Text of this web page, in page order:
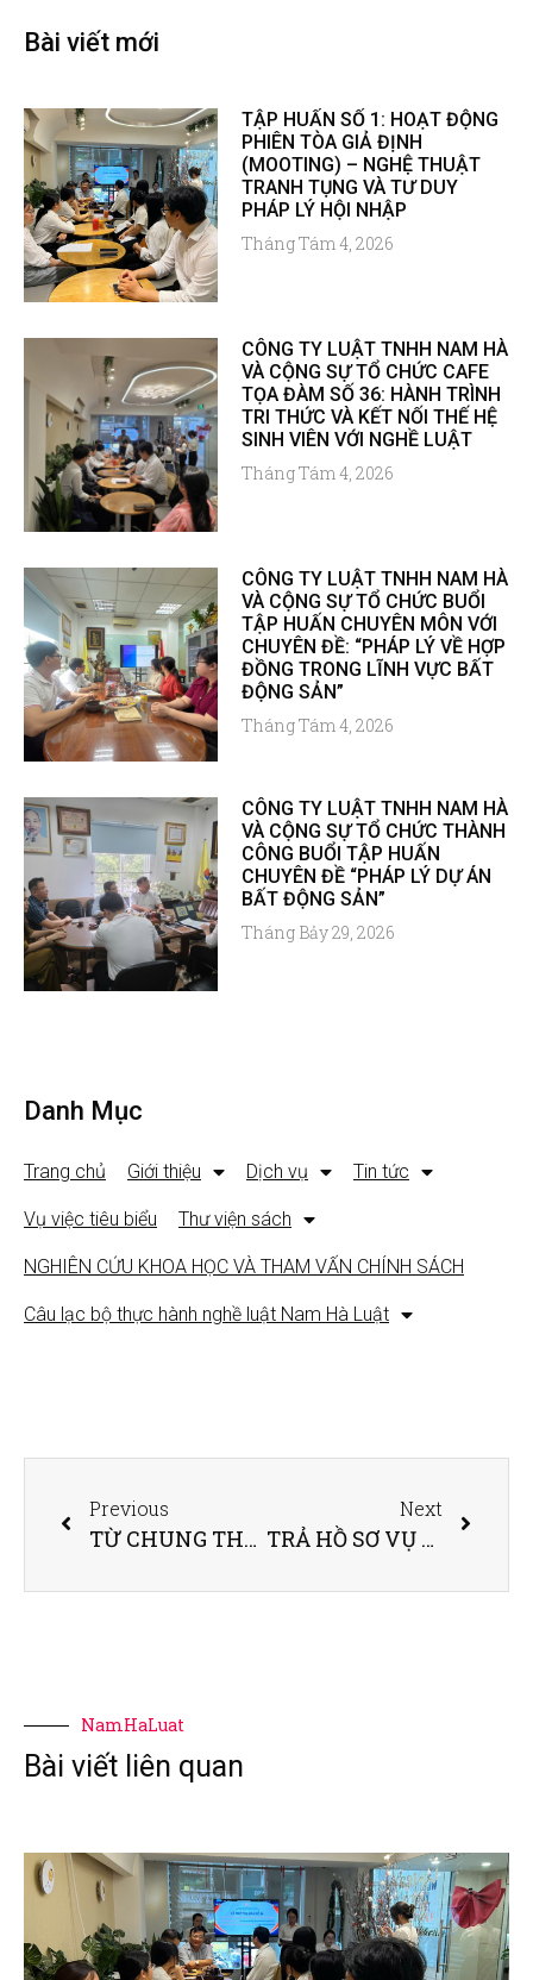
Bài viết mới
TẬP HUẤN SỐ 1: HOẠT ĐỘNG
PHIÊN TÒA GIẢ ĐỊNH
(MOOTING) – NGHỆ THUẬT
TRANH TỤNG VÀ TƯ DUY
PHÁP LÝ HỘI NHẬP
Tháng Tám 4, 2026
CÔNG TY LUẬT TNHH NAM HÀ
VÀ CỘNG SỰ TỔ CHỨC CAFE
TỌA ĐÀM SỐ 36: HÀNH TRÌNH
TRI THỨC VÀ KẾT NỐI THẾ HỆ
SINH VIÊN VỚI NGHỀ LUẬT
Tháng Tám 4, 2026
CÔNG TY LUẬT TNHH NAM HÀ
VÀ CỘNG SỰ TỔ CHỨC BUỔI
TẬP HUẤN CHUYÊN MÔN VỚI
CHUYÊN ĐỀ: “PHÁP LÝ VỀ HỢP
ĐỒNG TRONG LĨNH VỰC BẤT
ĐỘNG SẢN”
Tháng Tám 4, 2026
CÔNG TY LUẬT TNHH NAM HÀ
VÀ CỘNG SỰ TỔ CHỨC THÀNH
CÔNG BUỔI TẬP HUẤN
CHUYÊN ĐỀ “PHÁP LÝ DỰ ÁN
BẤT ĐỘNG SẢN”
Tháng Bảy 29, 2026
Danh Mục
Trang chủ Giới thiệu Dịch vụ Tin tức
Vụ việc tiêu biểu Thư viện sách
NGHIÊN CỨU KHOA HỌC VÀ THAM VẤN CHÍNH SÁCH
Câu lạc bộ thực hành nghề luật Nam Hà Luật
Previous
TỪ CHUNG THÂN GIẢM XUỐNG 20 NĂM TÙ – HĐXX CẤP PHÚC THẨM GHI NHẬN QUAN ĐIỂM BÀO CHỮA CỦA LUẬT SƯ CÔNG TY LUẬT NAM HÀ VÀ CỘNG SỰ
Next
TRẢ HỒ SƠ VỤ ÁN LỪA ĐẢO HƠN 38 TỶ ĐỒNG – HĐXX PHÚC THẨM GHI NHẬN QUAN ĐIỂM BÀO CHỮA CỦA LUẬT SƯ CÔNG TY LUẬT NAM HÀ
NamHaLuat
Bài viết liên quan